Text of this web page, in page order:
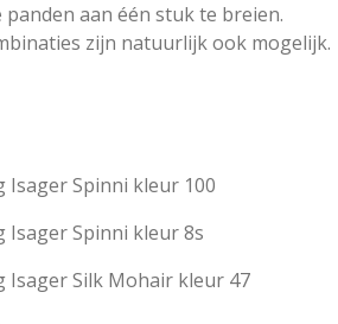
panden aan één stuk te breien.
zijn natuurlijk ook mogelijk.
Isager Spinni kleur 100
Isager Spinni kleur 8s
Isager Silk Mohair kleur 47